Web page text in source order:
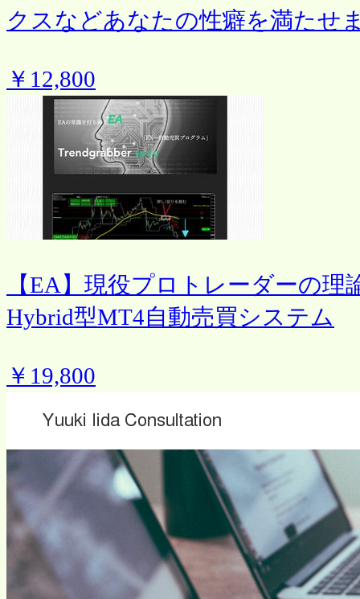
クスなどあなたの性癖を満たせ
￥12,800
【EA】現役プロトレーダーの
Hybrid型MT4自動売買システム
￥19,800